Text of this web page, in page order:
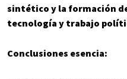
sintético y la formación
tecnología y trabajo
Conclusiones esencia: